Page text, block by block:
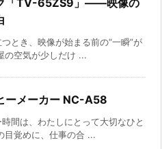
「TV-65ZS9」――映像の
とき、映像が始まる前の“一瞬”が
の空気が少しだけ ...
ーメーカー NC-A58
間は、わたしにとって大切なひと
目覚めに、仕事の合 ...